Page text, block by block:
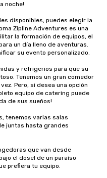
noche!
disponibles, puedes elegir la
Zipline Adventures es una
la formación de equipos, el
un día lleno de aventuras.
su evento personalizado.
y refrigerios para que su
Tenemos un gran comedor
Pero, si desea una opción
equipo de catering puede
de sus sueños!
tenemos varias salas
juntas hasta grandes
que van desde
el dosel de un paraíso
prefiera tu equipo.